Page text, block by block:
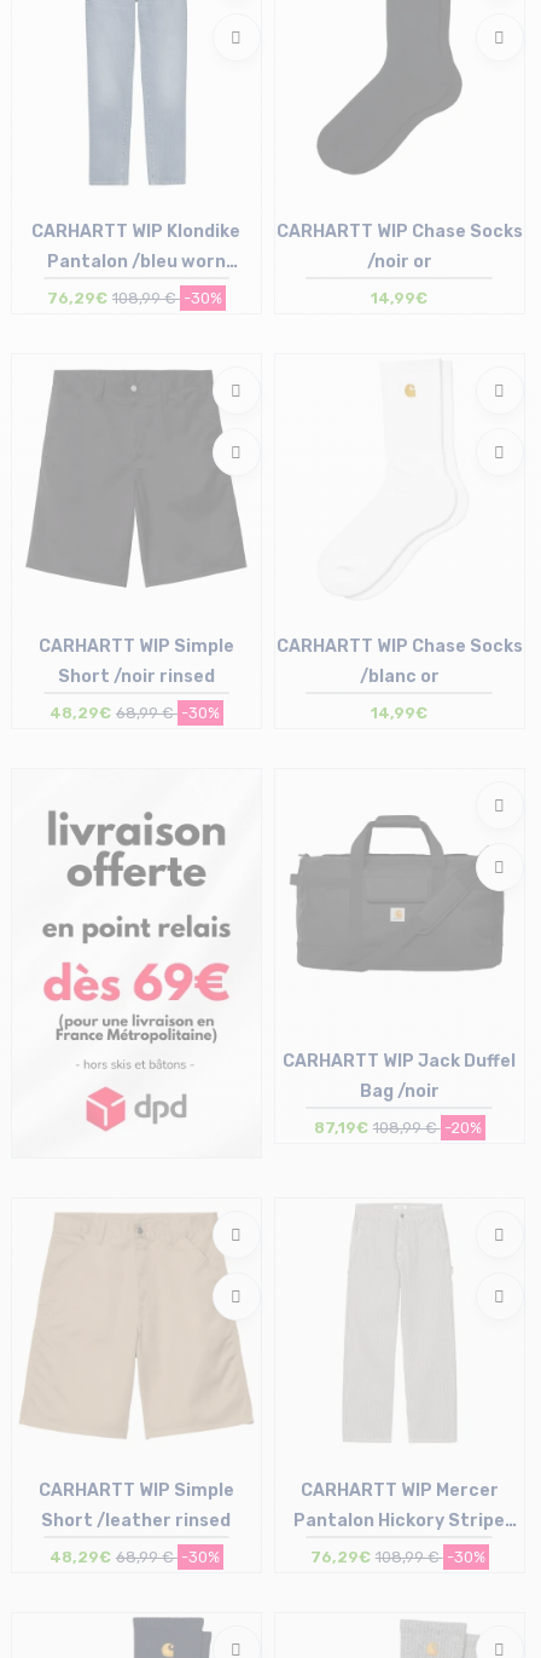
33/34 | 34/34
CARHARTT WIP Klondike
Pantalon /bleu worn
bleached
76,29€ 108,99 € -30%
CARHARTT WIP Chase Socks
/noir or
14,99€
CARHARTT WIP Simple
Short /noir rinsed
48,29€ 68,99 € -30%
CARHARTT WIP Chase Socks
/blanc or
14,99€
CARHARTT WIP Jack Duffel
Bag /noir
87,19€ 108,99 € -20%
29 | 30
CARHARTT WIP Simple
Short /leather rinsed
48,29€ 68,99 € -30%
CARHARTT WIP Mercer
Pantalon Hickory Stripe
/mercer bandes graphite
76,29€ 108,99 € -30%